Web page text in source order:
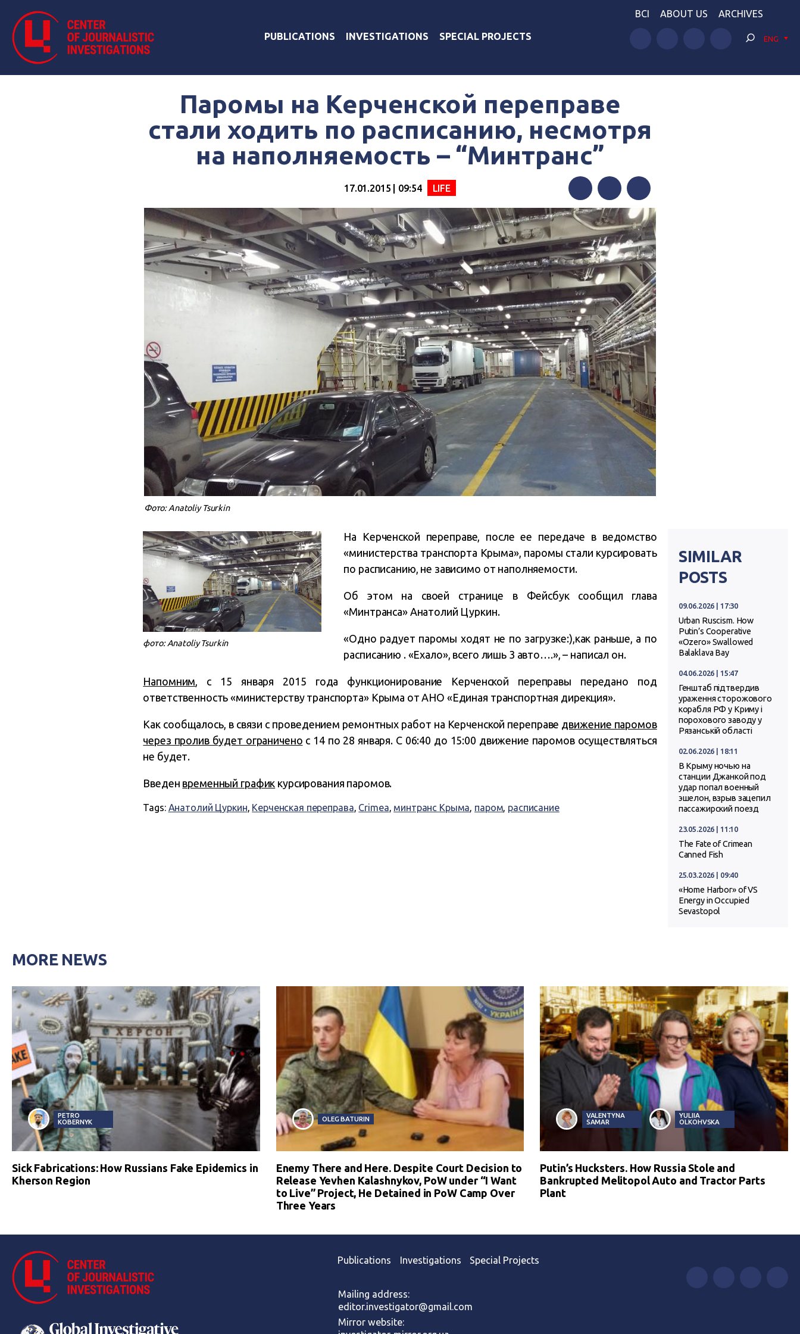
PUBLICATIONS INVESTIGATIONS SPECIAL PROJECTS
BCI ABOUT US ARCHIVES
ENG
Паромы на Керченской переправе
стали ходить по расписанию, несмотря
на наполняемость – “Минтранс”
17.01.2015 | 09:54 LIFE
FacebookTwitterTelegram
Фото: Anatoliy Tsurkin
фото: Anatoliy Tsurkin
На Керченской переправе, после ее передаче в ведомство
«министерства транспорта Крыма», паромы стали курсировать
по расписанию, не зависимо от наполняемости.
Об этом на своей странице в Фейсбук сообщил глава
«Минтранса» Анатолий Цуркин.
«Одно радует паромы ходят не по загрузке:),как раньше, а по
расписанию . «Ехало», всего лишь 3 авто….», – написал он.
Напомним , с 15 января 2015 года функционирование Керченской переправы передано под
ответственность «министерству транспорта» Крыма от АНО «Единая транспортная дирекция».
Как сообщалось, в связи с проведением ремонтных работ на Керченской переправе движение паромов
через пролив будет ограничено с 14 по 28 января. С 06:40 до 15:00 движение паромов осуществляться
не будет.
Введен временный график курсирования паромов.
Tags: Анатолий Цуркин, Керченская переправа, Crimea, минтранс Крыма, паром, расписание
SIMILAR
POSTS
09.06.2026 | 17:30
Urban Ruscism. How
Putin’s Cooperative
«Ozero» Swallowed
Balaklava Bay
04.06.2026 | 15:47
Генштаб підтвердив
ураження сторожового
корабля РФ у Криму і
порохового заводу у
Рязанській області
02.06.2026 | 18:11
В Крыму ночью на
станции Джанкой под
удар попал военный
эшелон, взрыв зацепил
пассажирский поезд
23.05.2026 | 11:10
The Fate of Crimean
Canned Fish
25.03.2026 | 09:40
«Home Harbor» of VS
Energy in Occupied
Sevastopol
MORE NEWS
PETRO
KOBERNYK
Sick Fabrications: How Russians Fake Epidemics in
Kherson Region
OLEG BATURIN
Enemy There and Here. Despite Court Decision to
Release Yevhen Kalashnykov, PoW under “I Want
to Live” Project, He Detained in PoW Camp Over
Three Years
VALENTYNA
SAMAR
YULIIA
OLKOHVSKA
Putin’s Hucksters. How Russia Stole and
Bankrupted Melitopol Auto and Tractor Parts
Plant
Publications Investigations Special Projects
Mailing address:
editor.investigator@gmail.com
Mirror website: